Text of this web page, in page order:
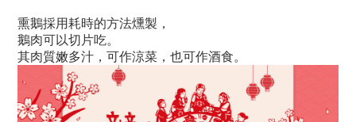
熏鵝採用耗時的方法燻製，
鵝肉可以切片吃。
其肉質嫩多汁，可作涼菜，也可作酒食。